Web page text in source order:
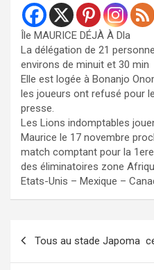
Île MAURICE DÉJÀ À Dla
La délégation de 21
environs de minuit et 30 min
Elle est logée à Bonanjo
les joueurs ont refusé pour
presse.
Les Lions indomptables
Maurice le 17 novembre
match comptant pour la
des éliminatoires zone
Etats-Unis – Mexique –
Tous au stade Japoma